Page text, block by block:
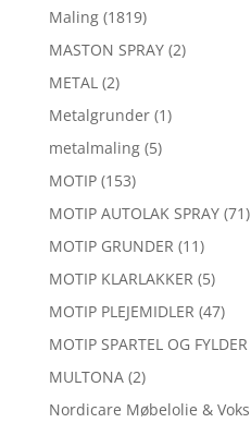
Maling (1819)
MASTON SPRAY (2)
METAL (2)
Metalgrunder (1)
metalmaling (5)
MOTIP (153)
MOTIP AUTOLAK SPRAY (71)
MOTIP GRUNDER (11)
MOTIP KLARLAKKER (5)
MOTIP PLEJEMIDLER (47)
MOTIP SPARTEL OG FYLDER
MULTONA (2)
Nordicare Møbelolie & Voks